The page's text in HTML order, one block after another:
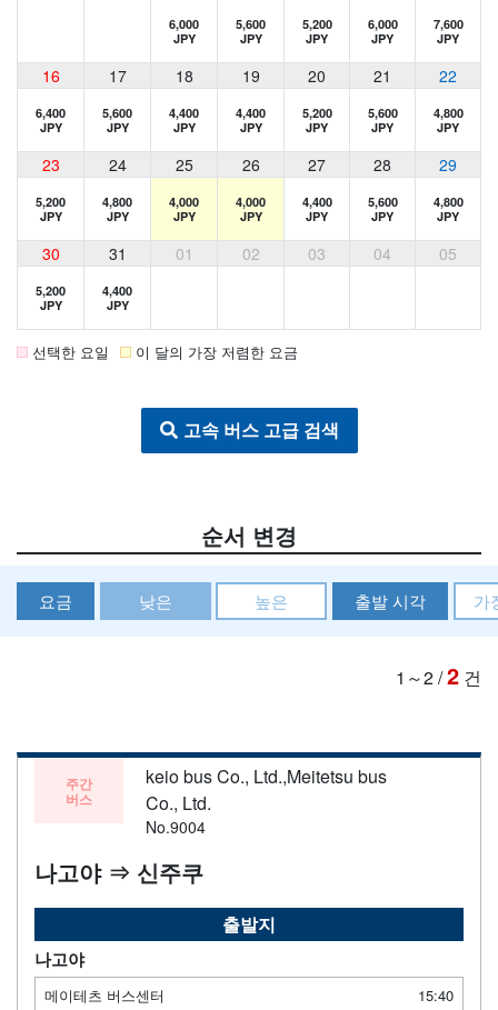
6,000
JPY
5,600
JPY
5,200
JPY
6,000
JPY
7,600
JPY
16 17 18 19 20 21 22
6,400
JPY
5,600
JPY
4,400
JPY
4,400
JPY
5,200
JPY
5,600
JPY
4,800
JPY
23 24 25 26 27 28 29
5,200
JPY
4,800
JPY
4,000
JPY
4,000
JPY
4,400
JPY
5,600
JPY
4,800
JPY
30 31 01 02 03 04 05
5,200
JPY
4,400
JPY
선택한 요일 이 달의 가장 저렴한 요금
고속 버스 고급 검색
순서 변경
요금 낮은 높은 출발 시각 가
1～2/2 건
주간
버스
keio bus Co., Ltd.,Meitetsu bus
Co., Ltd.
No.9004
나고야 ⇒ 신주쿠
출발지
나고야
메이테츠 버스센터
15:40